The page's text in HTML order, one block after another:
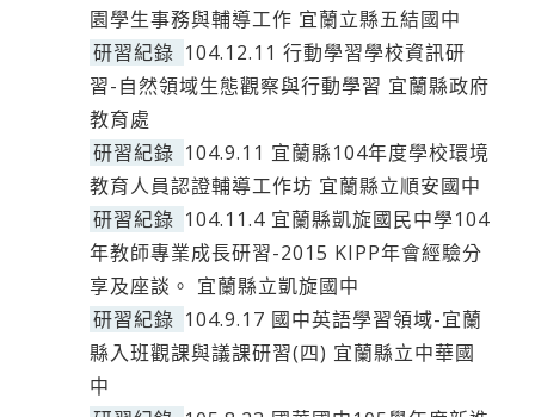
園學生事務與輔導工作 宜蘭立縣五結國中
研習紀錄 104.12.11 行動學習學校資訊研
習-自然領域生態觀察與行動學習 宜蘭縣政府
教育處
研習紀錄 104.9.11 宜蘭縣104年度學校環境
教育人員認證輔導工作坊 宜蘭縣立順安國中
研習紀錄 104.11.4 宜蘭縣凱旋國民中學104
年教師專業成長研習-2015 KIPP年會經驗分
享及座談。 宜蘭縣立凱旋國中
研習紀錄 104.9.17 國中英語學習領域-宜蘭
縣入班觀課與議課研習(四) 宜蘭縣立中華國
中